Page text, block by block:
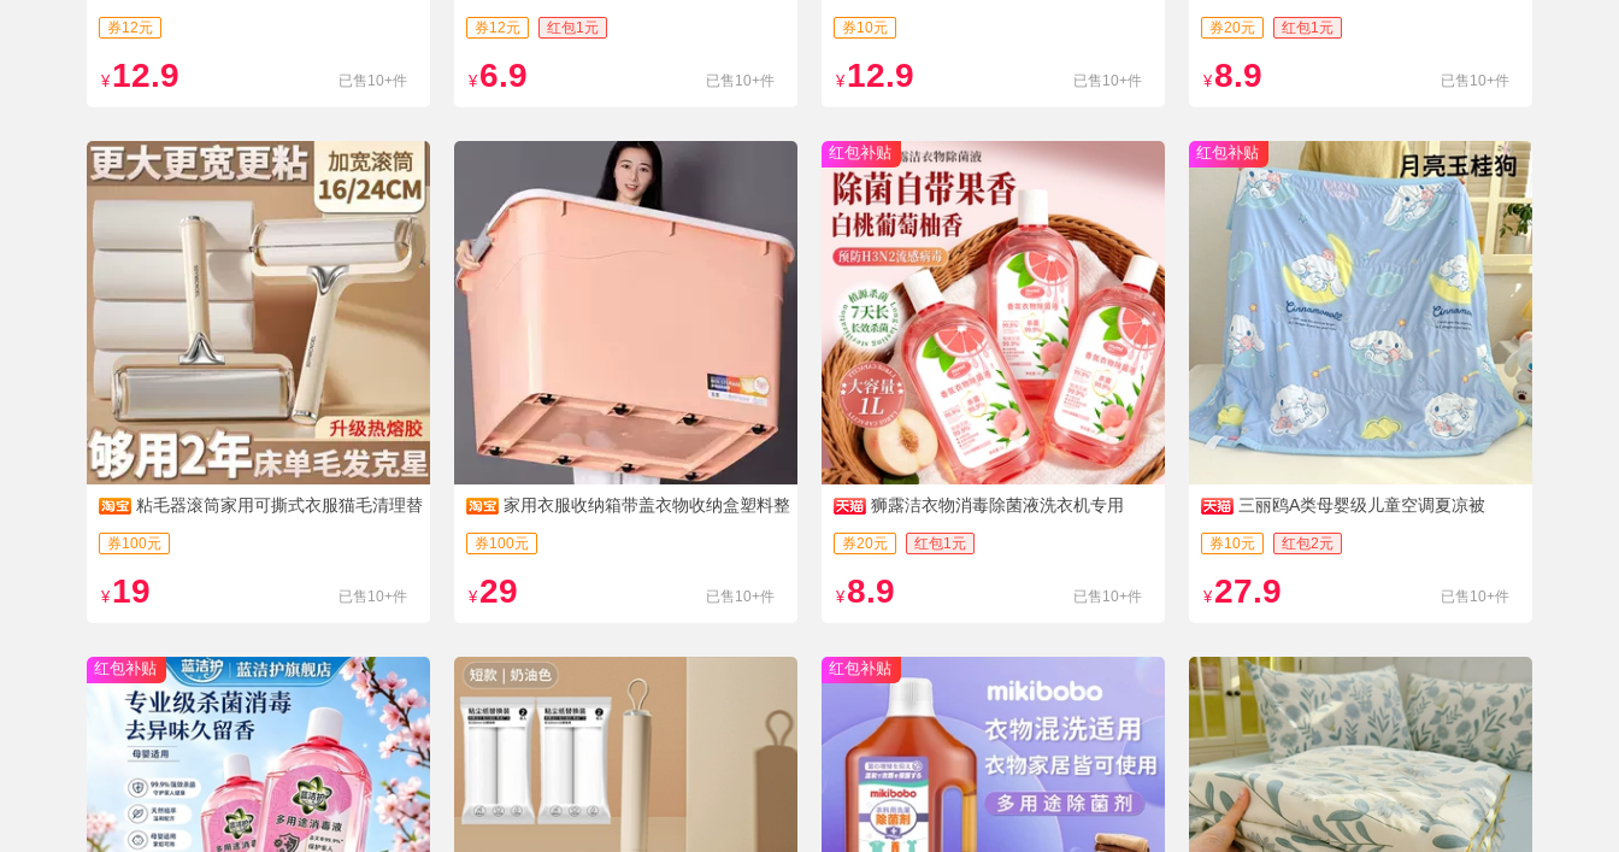
券12元
¥ 12.9 已售10+件
券12元 红包1元
¥ 6.9 已售10+件
券10元
¥ 12.9 已售10+件
券20元 红包1元
¥ 8.9 已售10+件
粘毛器滚筒家用可撕式衣服猫毛清理替
换卷纸滚刷床上头发滚轮
券100元
¥ 19 已售10+件
家用衣服收纳箱带盖衣物收纳盒塑料整
理箱子大号储物箱
券100元
¥ 29 已售10+件
红包补贴
狮露洁衣物消毒除菌液洗衣机专用
券20元 红包1元
¥ 8.9 已售10+件
红包补贴
三丽鸥A类母婴级儿童空调夏凉被
券10元 红包2元
¥ 27.9 已售10+件
红包补贴 红包补贴